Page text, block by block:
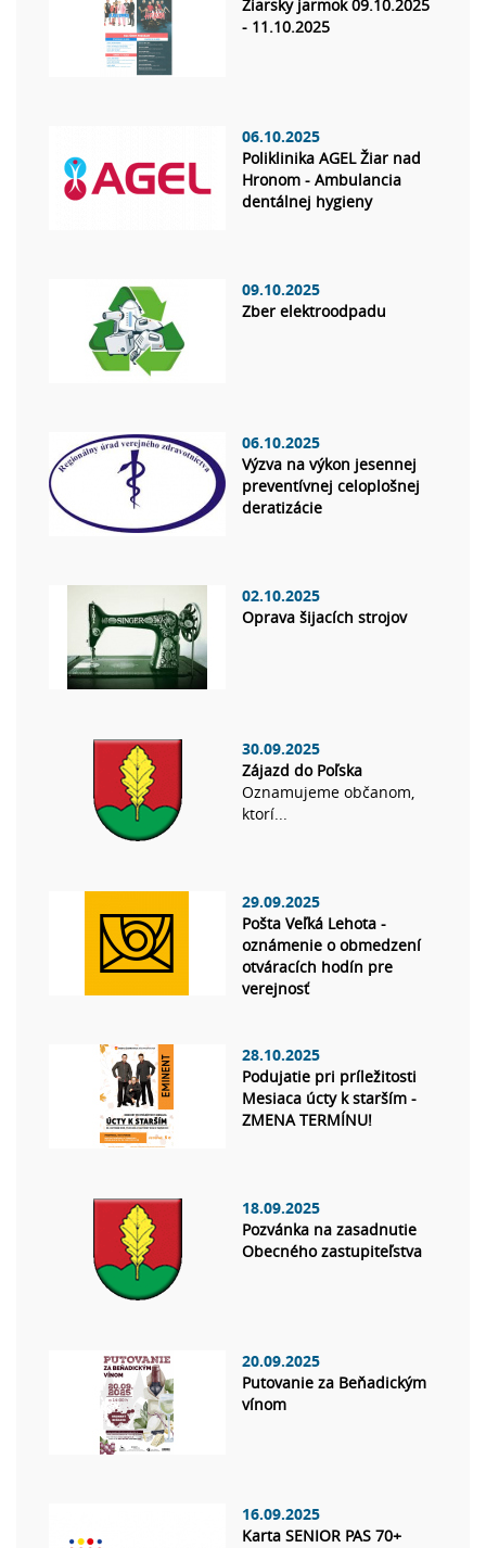
Žiarsky jarmok 09.10.2025
- 11.10.2025
06.10.2025
Poliklinika AGEL Žiar nad
Hronom - Ambulancia
dentálnej hygieny
09.10.2025
Zber elektroodpadu
06.10.2025
Výzva na výkon jesennej
preventívnej celoplošnej
deratizácie
02.10.2025
Oprava šijacích strojov
30.09.2025
Zájazd do Poľska
Oznamujeme občanom,
ktorí...
29.09.2025
Pošta Veľká Lehota -
oznámenie o obmedzení
otváracích hodín pre
verejnosť
28.10.2025
Podujatie pri príležitosti
Mesiaca úcty k starším -
ZMENA TERMÍNU!
18.09.2025
Pozvánka na zasadnutie
Obecného zastupiteľstva
20.09.2025
Putovanie za Beňadickým
vínom
16.09.2025
Karta SENIOR PAS 70+